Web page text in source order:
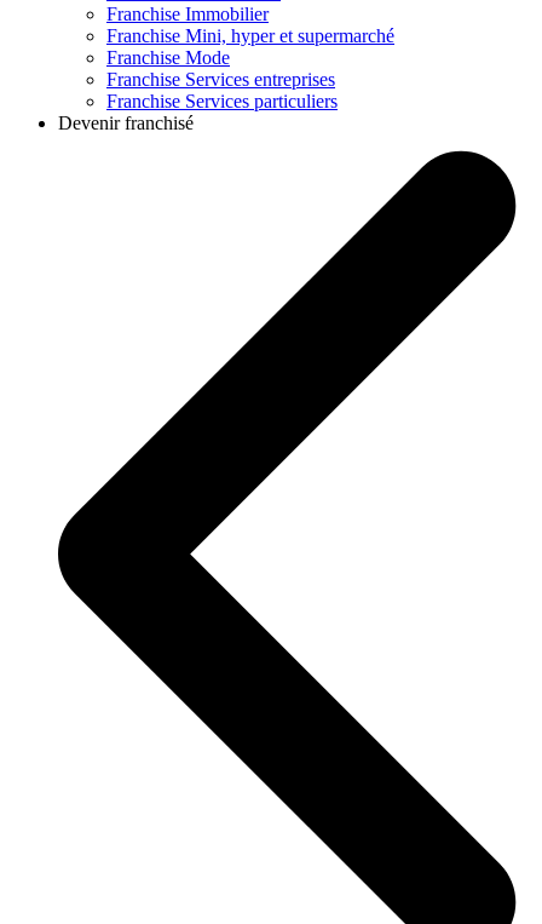
Franchise Immobilier
Franchise Mini, hyper et supermarché
Franchise Mode
Franchise Services entreprises
Franchise Services particuliers
Devenir franchisé